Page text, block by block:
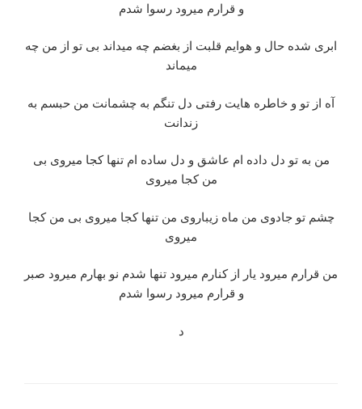
و قرارم میرود رسوا شدم
ابری شده حال و هوایم قلبت از بغضم چه میداند بی تو از من چه
میماند
آه از تو و خاطره هایت رفتی دل تنگم به چشمانت من حبسم به
زندانت
من به تو دل داده ام عاشق و دل ساده ام تنها کجا میروی بی
من کجا میروی
چشم تو جادوی من ماه زیباروی من تنها کجا میروی بی من کجا
میروی
من قرارم میرود یار از کنارم میرود تنها شدم نو بهارم میرود صبر
و قرارم میرود رسوا شدم
د